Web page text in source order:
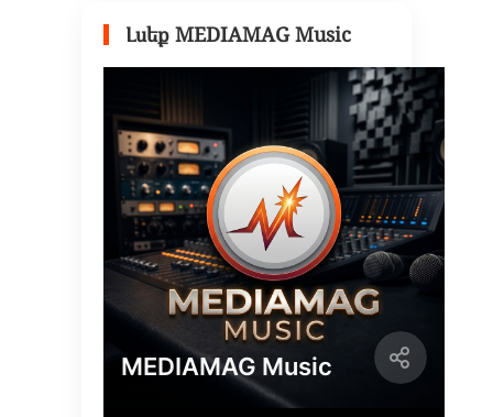
Լսեք MEDIAMAG Music